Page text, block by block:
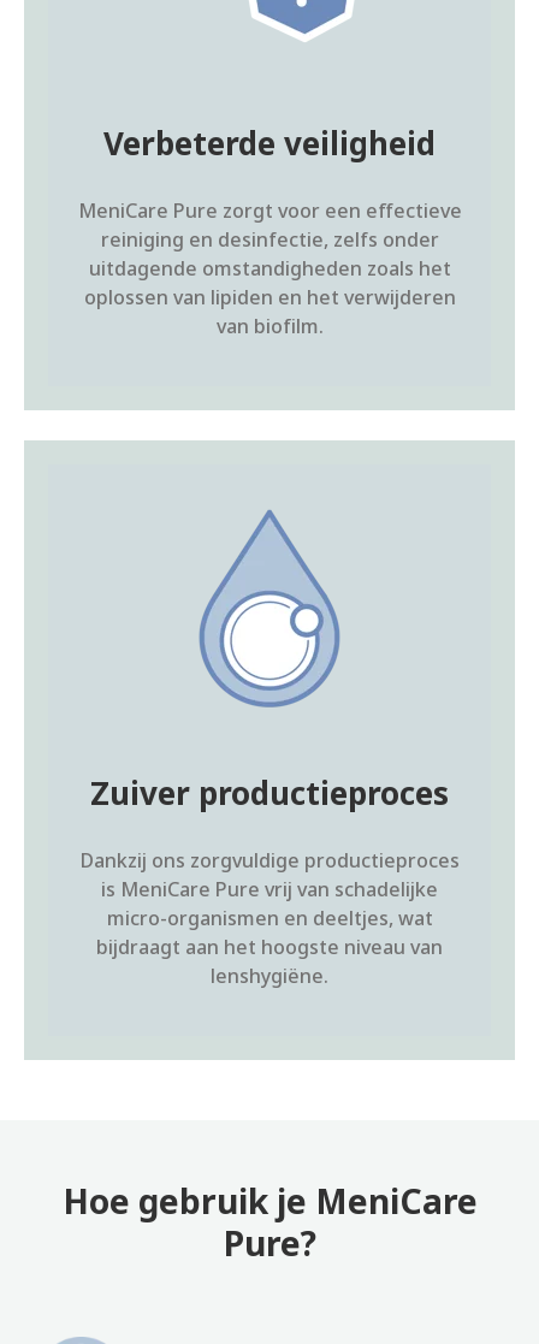
Verbeterde veiligheid
MeniCare Pure zorgt voor een effectieve
reiniging en desinfectie, zelfs onder
uitdagende omstandigheden zoals het
oplossen van lipiden en het verwijderen
van biofilm.
Zuiver productieproces
Dankzij ons zorgvuldige productieproces
is MeniCare Pure vrij van schadelijke
micro-organismen en deeltjes, wat
bijdraagt aan het hoogste niveau van
lenshygiëne.
Hoe gebruik je MeniCare
Pure?